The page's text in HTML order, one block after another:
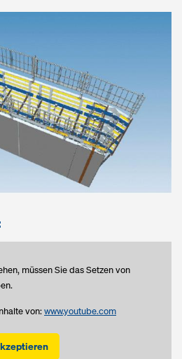
müssen Sie das Setzen von
von:www.youtube.com